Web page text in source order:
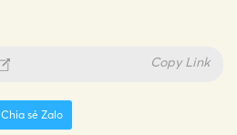
Copy Link
Chia sẻ Zalo